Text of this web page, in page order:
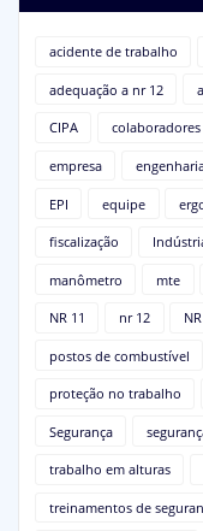
acidente de trabalho
adequação a nr 12
CIPA colaboradores
empresa
EPI equipe
fiscalização
manômetro mte
NR 11 nr 12
postos de combustível
proteção no trabalho
Segurança
trabalho em alturas
treinamentos de